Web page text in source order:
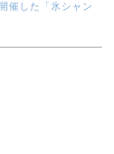
催した「氷シャン